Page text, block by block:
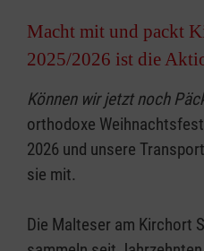
Macht mit und packt
2025/2026 ist die
Können wir jetzt noch
orthodoxe
2026 und unsere
sie mit.
Die Malteser am Kirchort